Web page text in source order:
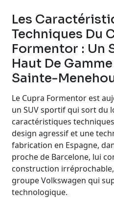
Les
Techniques Du
Formentor : Un
Haut De
Sainte-
Le Cupra Formentor est
un SUV sportif qui sort du
caractéristiques
design agressif et une
fabrication en Espagne,
proche de Barcelone, lui
construction
groupe Volkswagen qui
technologique.